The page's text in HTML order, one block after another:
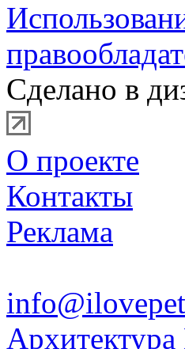
Сделано в
О проекте
Контакты
Реклама
Архитектура